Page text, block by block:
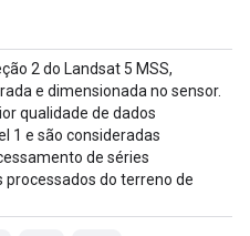
2 do Landsat 5 MSS,
e dimensionada no sensor.
qualidade de dados
1 e são consideradas
de séries
processados do terreno de